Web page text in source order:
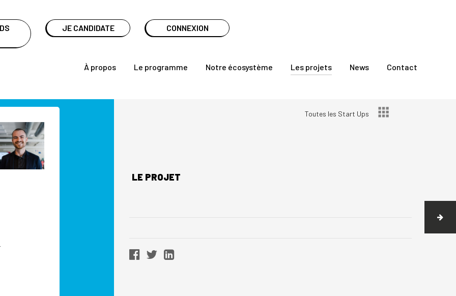
JE CANDIDATE CONNEXION
À propos Le programme Notre écosystème Les projets News Contact
Toutes les Start Ups
LE PROJET